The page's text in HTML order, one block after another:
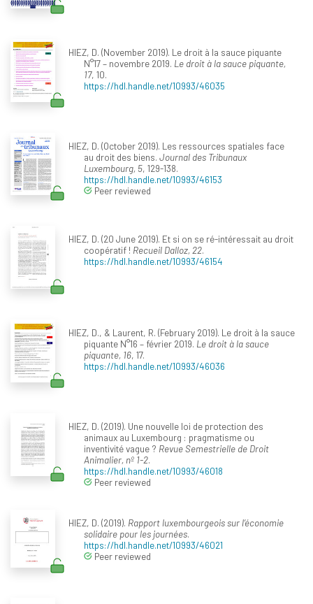
HIEZ, D. (November 2019). Le droit à la sauce piquante
N°17 – novembre 2019. Le droit à la sauce piquante,
17, 10.
https://hdl.handle.net/10993/46035
HIEZ, D. (October 2019). Les ressources spatiales face
au droit des biens. Journal des Tribunaux
Luxembourg, 5, 129-138.
https://hdl.handle.net/10993/46153
Peer reviewed
HIEZ, D. (20 June 2019). Et si on se ré-intéressait au droit
coopératif ! Recueil Dalloz, 22.
https://hdl.handle.net/10993/46154
HIEZ, D., & Laurent, R. (February 2019). Le droit à la sauce
piquante N°16 – février 2019. Le droit à la sauce
piquante, 16, 17.
https://hdl.handle.net/10993/46036
HIEZ, D. (2019). Une nouvelle loi de protection des
animaux au Luxembourg : pragmatisme ou
inventivité vague ? Revue Semestrielle de Droit
Animalier, nº 1-2.
https://hdl.handle.net/10993/46018
Peer reviewed
HIEZ, D. (2019). Rapport luxembourgeois sur l’économie
solidaire pour les journées.
https://hdl.handle.net/10993/46021
Peer reviewed